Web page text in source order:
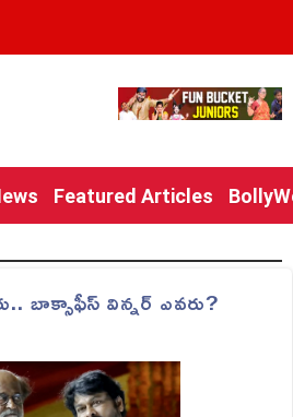
Featured Articles
బాక్సాఫీస్ విన్నర్ ఎవరు?